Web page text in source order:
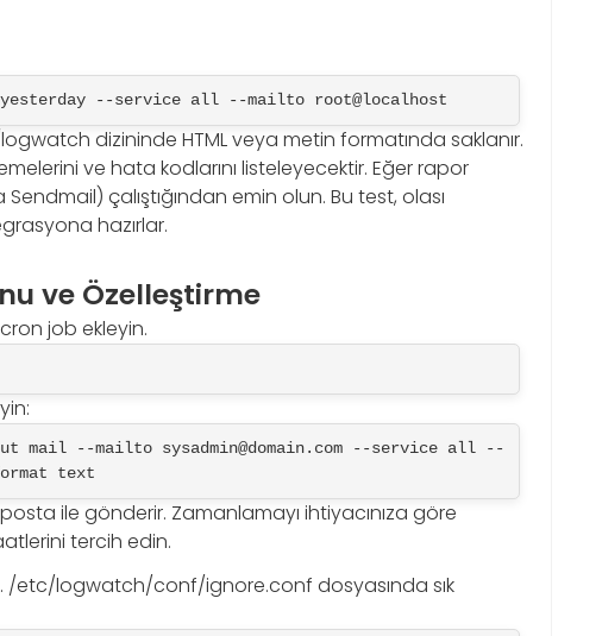
--service all --mailto root@localhost
dizininde HTML veya metin formatında saklanır.
ve hata kodlarını listeleyecektir. Eğer rapor
çalıştığından emin olun. Bu test, olası
hazırlar.
ve Özelleştirme
job ekleyin.
mail --mailto sysadmin@domain.com --service all --
text
ile gönderir. Zamanlamayı ihtiyacınıza göre
tercih edin.
/etc/logwatch/conf/ignore.conf dosyasında sık